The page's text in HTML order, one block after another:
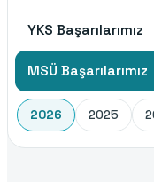
YKS Başarılarımız
MSÜ Başarılarımız
2026 2025